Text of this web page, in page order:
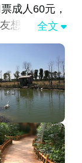
成人60元，
想玩飞机，
项目不适合
挺通融的。
金香品种也
自行烧菜，
过高，毕竟
很大，也很
午2点出来的
间，有点遗
全文 